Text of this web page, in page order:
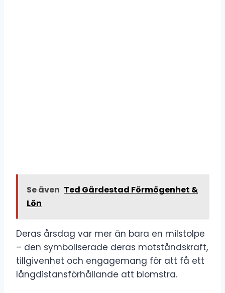
Se även Ted Gärdestad Förmögenhet &
Lön
Deras årsdag var mer än bara en milstolpe
– den symboliserade deras motståndskraft,
tillgivenhet och engagemang för att få ett
långdistansförhållande att blomstra.